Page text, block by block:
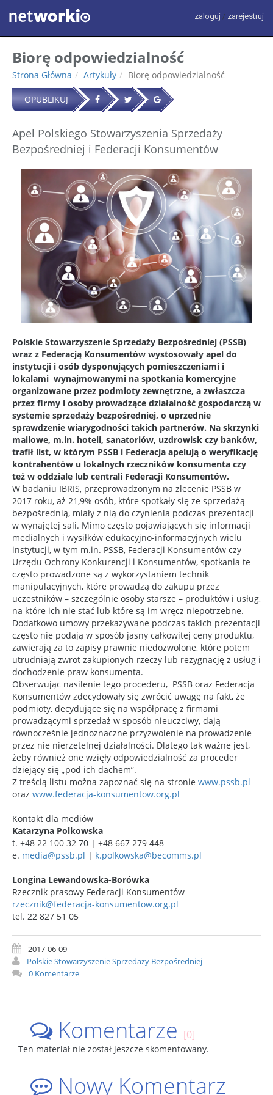
zaloguj / zarejestruj
Biorę odpowiedzialność
Strona Główna Artykuły Biorę odpowiedzialność
OPUBLIKUJ
Apel Polskiego Stowarzyszenia Sprzedaży
Bezpośredniej i Federacji Konsumentów
Polskie Stowarzyszenie Sprzedaży Bezpośredniej (PSSB)
wraz z Federacją Konsumentów wystosowały apel do
instytucji i osób dysponujących pomieszczeniami i
lokalami wynajmowanymi na spotkania komercyjne
organizowane przez podmioty zewnętrzne, a zwłaszcza
przez firmy i osoby prowadzące działalność gospodarczą w
systemie sprzedaży bezpośredniej, o uprzednie
sprawdzenie wiarygodności takich partnerów. Na skrzynki
mailowe, m.in. hoteli, sanatoriów, uzdrowisk czy banków,
trafił list, w którym PSSB i Federacja apelują o weryfikację
kontrahentów u lokalnych rzeczników konsumenta czy
też w oddziale lub centrali Federacji Konsumentów.
W badaniu IBRIS, przeprowadzonym na zlecenie PSSB w
2017 roku, aż 21,9% osób, które spotkały się ze sprzedażą
bezpośrednią, miały z nią do czynienia podczas prezentacji
w wynajętej sali. Mimo często pojawiających się informacji
medialnych i wysiłków edukacyjno-informacyjnych wielu
instytucji, w tym m.in. PSSB, Federacji Konsumentów czy
Urzędu Ochrony Konkurencji i Konsumentów, spotkania te
często prowadzone są z wykorzystaniem technik
manipulacyjnych, które prowadzą do zakupu przez
uczestników – szczególnie osoby starsze – produktów i usług,
na które ich nie stać lub które są im wręcz niepotrzebne.
Dodatkowo umowy przekazywane podczas takich prezentacji
często nie podają w sposób jasny całkowitej ceny produktu,
zawierają za to zapisy prawnie niedozwolone, które potem
utrudniają zwrot zakupionych rzeczy lub rezygnację z usług i
dochodzenie praw konsumenta.
Obserwując nasilenie tego procederu, PSSB oraz Federacja
Konsumentów zdecydowały się zwrócić uwagę na fakt, że
podmioty, decydujące się na współpracę z firmami
prowadzącymi sprzedaż w sposób nieuczciwy, dają
równocześnie jednoznaczne przyzwolenie na prowadzenie
przez nie nierzetelnej działalności. Dlatego tak ważne jest,
żeby również one wzięły odpowiedzialność za proceder
dziejący się „pod ich dachem”.
Z treścią listu można zapoznać się na stronie www.pssb.pl
oraz www.federacja-konsumentow.org.pl
Kontakt dla mediów
Katarzyna Polkowska
t. +48 22 100 32 70 | +48 667 279 448
e. media@pssb.pl | k.polkowska@becomms.pl
Longina Lewandowska-Borówka
Rzecznik prasowy Federacji Konsumentów
rzecznik@federacja-konsumentow.org.pl
tel. 22 827 51 05
2017-06-09
Polskie Stowarzyszenie Sprzedaży Bezpośredniej
0 Komentarze
Komentarze [0]
Ten materiał nie został jeszcze skomentowany.
Nowy Komentarz